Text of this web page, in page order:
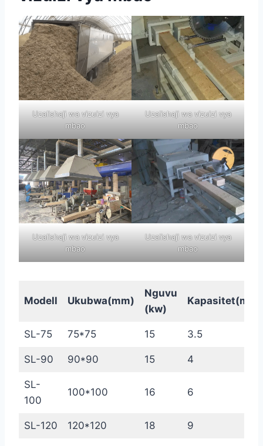
Uzalishaji wa vizuizi vya
mbao
Uzalishaji wa vizuizi vya
mbao
Uzalishaji wa vizuizi vya
mbao
Uzalishaji wa vizuizi vya
mbao
Modell Ukubwa(mm)
Nguvu
(kw)
Kapasitet(m
SL-75 75*75 15 3.5
SL-90 90*90 15 4
SL-
100
100*100 16 6
SL-120 120*120 18 9